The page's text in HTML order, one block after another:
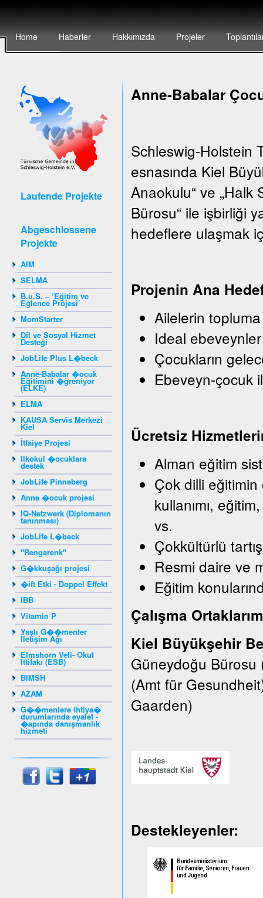
Home Haberler Hakkımızda Projeler
Laufende Projekte
Abgeschlossene
Projekte
AIM
SELMA
B.u.S. – ‘Eğitim ve
Eğlence Projesi’
MomStarter
Dil ve Sosyal Hizmet
Desteği
JobLife Plus L�beck
Anne-Babalar �ocuk
Eğitimini �ğreniyor
(ELKE)
ELMA
KAUSA Servis Merkezi
Kiel
İtfaiye Projesi
Ilkokul �ocuklara
destek
JobLife Pinneberg
Anne �ocuk projesi
IQ-Netzwerk (Diplomanın
tanınması)
JobLife L�beck
"Rengarenk"
G�kkuşağı projesi
�ift Etki - Doppel Effekt
IBB
Vitamin P
Yaşlı G��menler
İletişim Ağı
Elmshorn Veli- Okul
İttifakı (ESB)
BIMSH
AZAM
G��menlere ihtiya�
durumlarında eyalet -
�apında danışmanlık
hizmeti
Anne-Babalar
Schleswig-Holstein
esnasında Kiel
Anaokulu“ ve „Halk
Bürosu“ ile işbirliği
hedeflere ulaşmak
Projenin Ana
Ailelerin topluma
Ideal
Çocukların
Ebeveyn-çocuk
Ücretsiz
Alman eğitim
Çok dilli
kullanımı,
vs.
Çokkültürlü
Resmi daire ve
Eğitim
Çalışma
Kiel Büyükşehir
Güneydoğu Bürosu
(Amt für
Gaarden)
Destekleyenler: